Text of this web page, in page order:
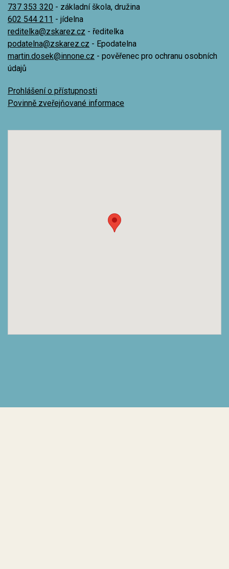
737 353 320 - základní škola, družina
602 544 211 - jídelna
reditelka@zskarez.cz - ředitelka
podatelna@zskarez.cz - Epodatelna
martin.dosek@innone.cz - pověřenec pro ochranu osobních
údajů
Prohlášení o přístupnosti
Povinně zveřejňované informace